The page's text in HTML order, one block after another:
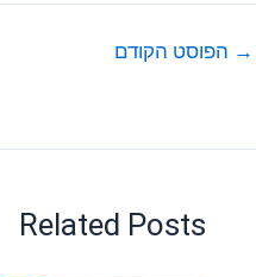
→ הפוסט הקודם
Related Posts